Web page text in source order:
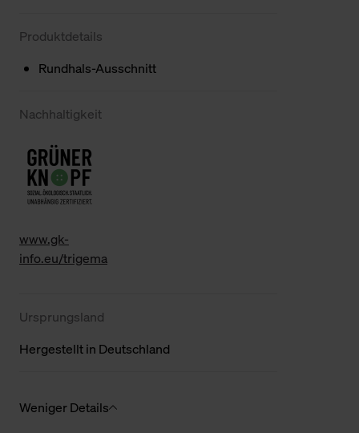
Produktdetails
Rundhals-Ausschnitt
Nachhaltigkeit
www.gk-
info.eu/trigema
Ursprungsland
Hergestellt in Deutschland
Weniger Details